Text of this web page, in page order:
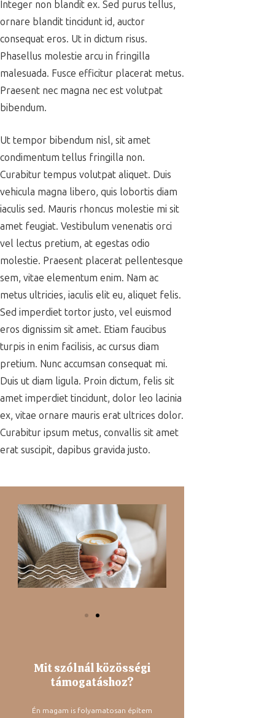
Integer non blandit ex. Sed purus tellus,
ornare blandit tincidunt id, auctor
consequat eros. Ut in dictum risus.
Phasellus molestie arcu in fringilla
malesuada. Fusce efficitur placerat metus.
Praesent nec magna nec est volutpat
bibendum.
Ut tempor bibendum nisl, sit amet
condimentum tellus fringilla non.
Curabitur tempus volutpat aliquet. Duis
vehicula magna libero, quis lobortis diam
iaculis sed. Mauris rhoncus molestie mi sit
amet feugiat. Vestibulum venenatis orci
vel lectus pretium, at egestas odio
molestie. Praesent placerat pellentesque
sem, vitae elementum enim. Nam ac
metus ultricies, iaculis elit eu, aliquet felis.
Sed imperdiet tortor justo, vel euismod
eros dignissim sit amet. Etiam faucibus
turpis in enim facilisis, ac cursus diam
pretium. Nunc accumsan consequat mi.
Duis ut diam ligula. Proin dictum, felis sit
amet imperdiet tincidunt, dolor leo lacinia
ex, vitae ornare mauris erat ultrices dolor.
Curabitur ipsum metus, convallis sit amet
erat suscipit, dapibus gravida justo.
Mit szólnál közösségi
támogatáshoz?
Én magam is folyamatosan építem